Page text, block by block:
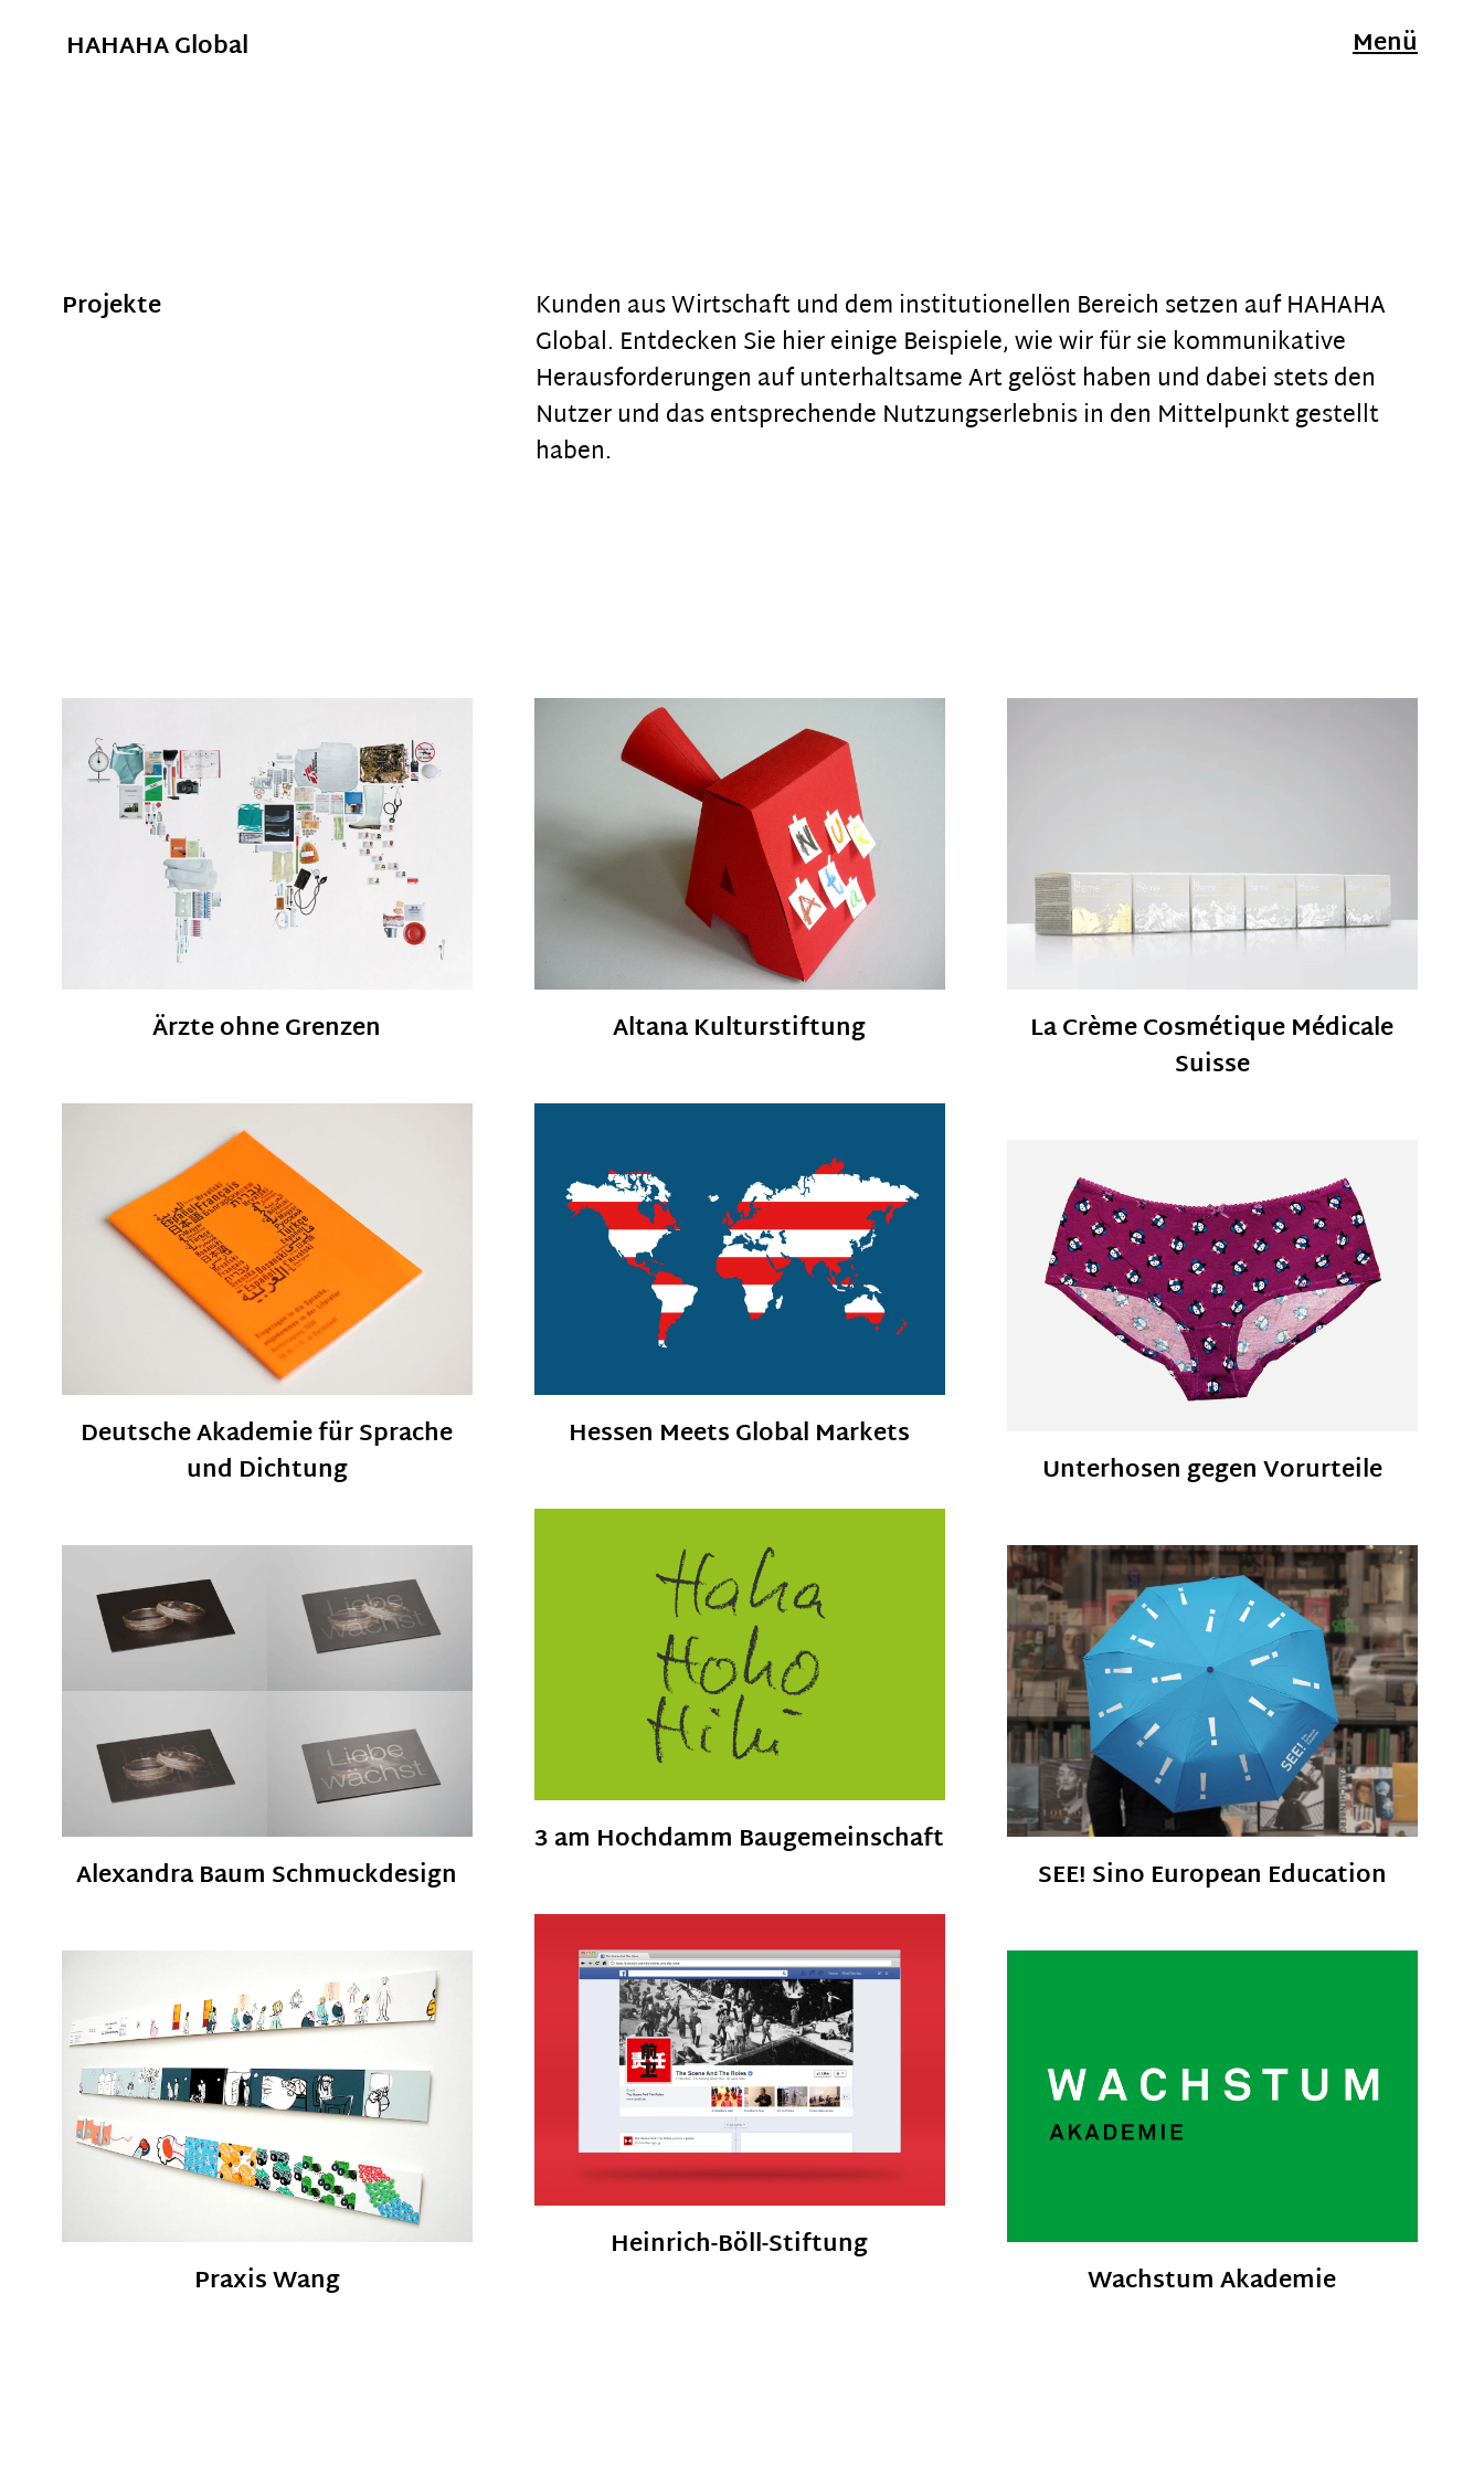
HAHAHA Global Menü
Projekte
Kunden aus Wirtschaft und dem institutionellen Bereich setzen auf HAHAHA
Global. Entdecken Sie hier einige Beispiele, wie wir für sie kommunikative
Herausforderungen auf unterhaltsame Art gelöst haben und dabei stets den
Nutzer und das entsprechende Nutzungserlebnis in den Mittelpunkt gestellt
haben.
Ärzte ohne Grenzen Altana Kulturstiftung
La Crème Cosmétique Médicale
Suisse
Hessen Meets Global Markets
Deutsche Akademie für Sprache
und Dichtung
Unterhosen gegen Vorurteile
3 am Hochdamm Baugemeinschaft
SEE! Sino European Education
Alexandra Baum Schmuckdesign
Heinrich-Böll-Stiftung
Wachstum Akademie
Praxis Wang